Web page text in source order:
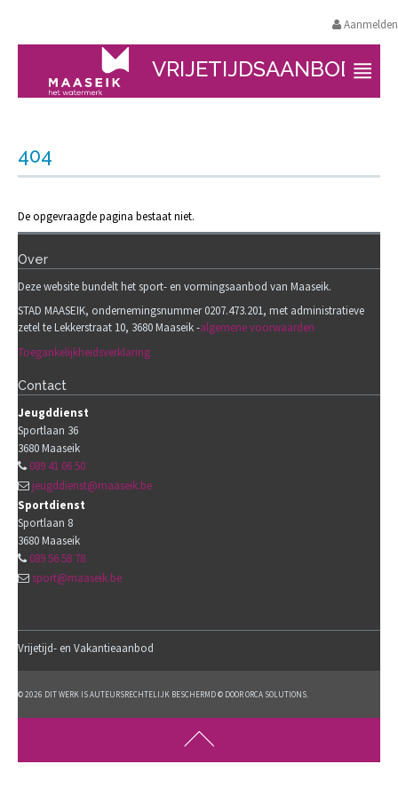
Aanmelden
VRIJETIJDSAANBOD
404
De opgevraagde pagina bestaat niet.
Over
Deze website bundelt het sport- en vormingsaanbod van Maaseik.
STAD MAASEIK, ondernemingsnummer 0207.473.201, met administratieve
zetel te Lekkerstraat 10, 3680 Maaseik -algemene voorwaarden
Toegankelijkheidsverklaring
Contact
Jeugddienst
Sportlaan 36
3680Maaseik
089 41 06 50
jeugddienst@maaseik.be
Sportdienst
Sportlaan 8
3680Maaseik
089 56 58 78
sport@maaseik.be
Vrijetijd- en Vakantieaanbod
© 2026 DIT WERK IS AUTEURSRECHTELIJK BESCHERMD © DOOR ORCA SOLUTIONS.